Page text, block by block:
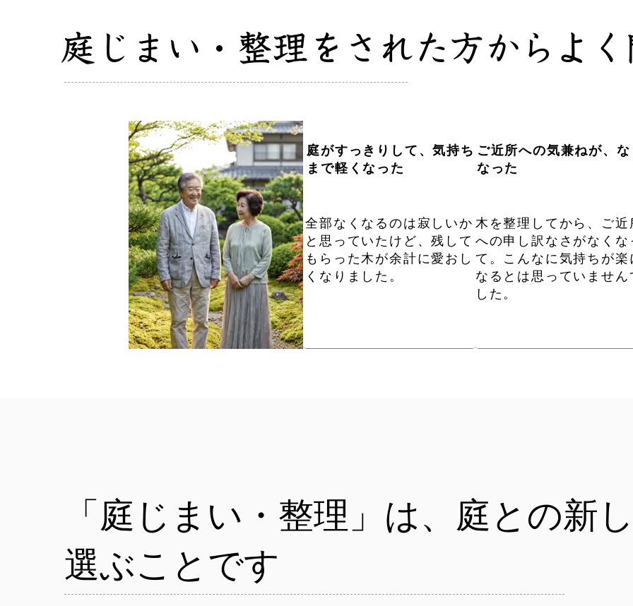
庭じまい・整理をされた方からよ
庭がすっきりして、気持ち
まで軽くなった
全部なくなるのは寂しいか
と思っていたけど、残して
もらった木が余計に愛おし
くなりました。
ご近所への気兼ねが、
なった
木を整理してから、ご近
への申し訳なさがなくな
て。こんなに気持ちが楽
なるとは思っていません
した。
「庭じまい・整理」は、庭との新
選ぶことです